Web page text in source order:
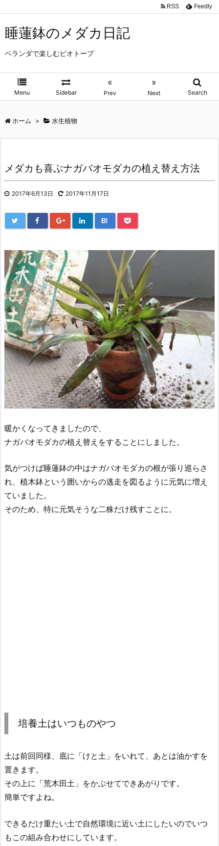
睡蓮鉢のメダカ日記
ベランダで楽しむビオトープ
Menu Sidebar
«
Prev
»
Next Search
RSS Feedly
ホーム > 水生植物
メダカも喜ぶナガバオモダカの植え替え方法
2017年6月13日 2017年11月17日
B!
暖かくなってきましたので、
ナガバオモダカの植え替えをすることにしました。
気がつけば睡蓮鉢の中はナガバオモダカの根が張り巡らさ
れ、植木鉢という囲いからの逃走を図るように元気に増え
ていました。
そのため、特に元気そうな二株だけ残すことに。
培養土はいつものやつ
土は前回同様、底に「けと土」をいれて、あとは油かすを
置きます。
その上に「荒木田土」をかぶせてできあがりです。
簡単ですよね。
できるだけ重たい土で自然環境に近い土にしたいのでいつ
もこの組み合わせにしています。